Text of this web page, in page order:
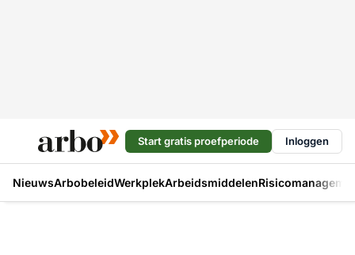
Start gratis proefperiode Inloggen
NieuwsArbobeleidWerkplekArbeidsmiddelen